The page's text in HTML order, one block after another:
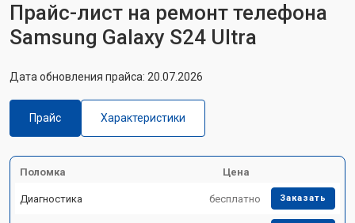
Прайс-лист на ремонт телефона
Samsung Galaxy S24 Ultra
Дата обновления прайса: 20.07.2026
Прайс Характеристики
Поломка Цена
Диагностика бесплатно Заказать